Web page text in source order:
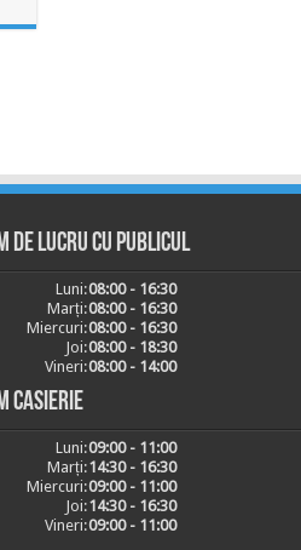
de lucru cu publicul
Luni:08:00 - 16:30
Marți:08:00 - 16:30
Miercuri:08:00 - 16:30
Joi:08:00 - 18:30
Vineri:08:00 - 14:00
casierie
Luni:09:00 - 11:00
Marți:14:30 - 16:30
Miercuri:09:00 - 11:00
Joi:14:30 - 16:30
Vineri:09:00 - 11:00